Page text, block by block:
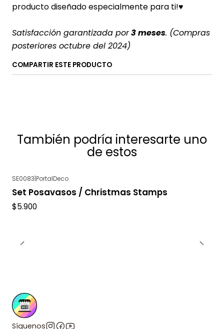
producto diseñado especialmente para ti!♥
Satisfacción garantizada por3 meses. (Compras
posteriores octubre del 2024)
COMPARTIR ESTE PRODUCTO
También podría interesarte uno
de estos
SE0083|PortalDeco
Set Posavasos / Christmas Stamps
$5.900
Síguenos